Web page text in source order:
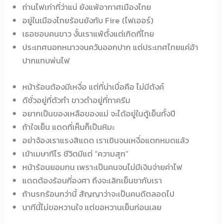
ถ่านไฟเก่าที่ว่าแน่ ยังแพ้อากาศเมืองไทย
อยู่ในเมืองไทยร้อนยังกับ Fire (ไฟเออร์)
เธอชอบคนขาว งั้นเราแพ้ตั้งแต่เกิดที่ไทย
ประเทศนอกหนาวจนควันออกปาก แต่ประเทศไทยแค่อ้า
ปากแทบพ่นไฟ
หน้าร้อนต้องมีเหงื่อ แต่ที่น่าเบื่อคือ ไม่มีตังค์
ดีชั่วอยู่ที่ตัวทำ ขาวดำอยู่ที่ทาครีม
อยากเป็นของเหลือของแม่ จะได้อยู่ในตู้เย็นทั้งปี
ถ้าใจเย็น แดดที่เห็นก็เป็นหิมะ
อย่าจ้องเราแรงสิแดด เราเขินจนเหงื่อแตกหมดแล้ว
เข้าเมษาทีไร ชีวิตมีแต่ “ความสุก”
หน้าร้อนยอมทน เพราะเป็นคนจนไม่มีเงินจ่ายค่าไฟ
แดดต้องร้อนกี่องศา ถึงจะเลิกเย็นชากับเรา
ถ้านรกร้อนกว่านี้ สัญญาว่าจะเป็นคนดีตลอดไป
นาทีนี้ไม่ขอหวานใจ แต่ขอหวานเย็นก่อนเลย